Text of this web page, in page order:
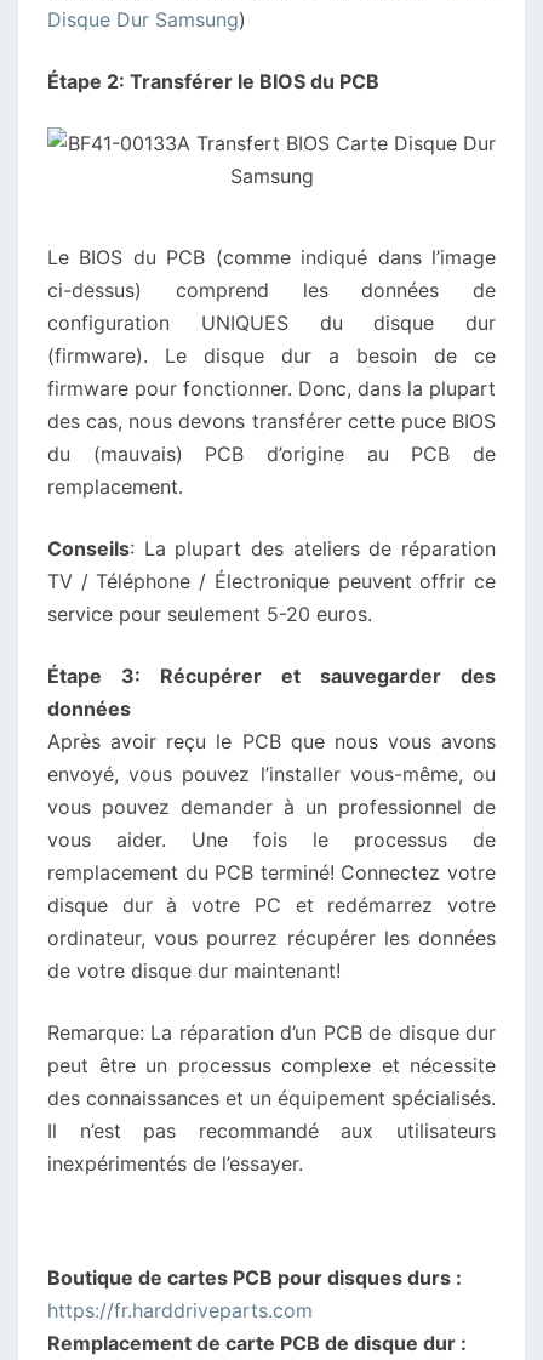
Disque Dur Samsung)
Étape 2: Transférer le BIOS du PCB
Le BIOS du PCB (comme indiqué dans l’image
ci-dessus) comprend les données de
configuration UNIQUES du disque dur
(firmware). Le disque dur a besoin de ce
firmware pour fonctionner. Donc, dans la plupart
des cas, nous devons transférer cette puce BIOS
du (mauvais) PCB d’origine au PCB de
remplacement.
Conseils: La plupart des ateliers de réparation
TV / Téléphone / Électronique peuvent offrir ce
service pour seulement 5-20 euros.
Étape 3: Récupérer et sauvegarder des
données
Après avoir reçu le PCB que nous vous avons
envoyé, vous pouvez l’installer vous-même, ou
vous pouvez demander à un professionnel de
vous aider. Une fois le processus de
remplacement du PCB terminé! Connectez votre
disque dur à votre PC et redémarrez votre
ordinateur, vous pourrez récupérer les données
de votre disque dur maintenant!
Remarque: La réparation d’un PCB de disque dur
peut être un processus complexe et nécessite
des connaissances et un équipement spécialisés.
Il n’est pas recommandé aux utilisateurs
inexpérimentés de l’essayer.
Boutique de cartes PCB pour disques durs :
https://fr.harddriveparts.com
Remplacement de carte PCB de disque dur :